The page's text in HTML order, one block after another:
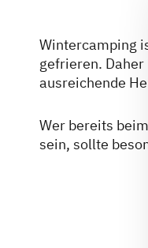
Wintercamping
gefrieren. Daher
ausreichende
Wer bereits
sein, sollte